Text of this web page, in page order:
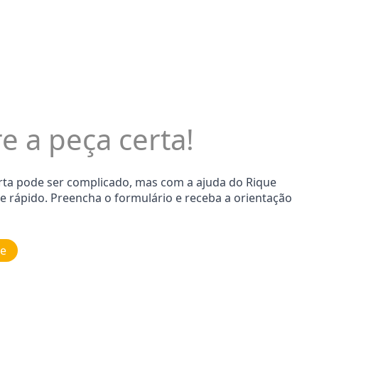
a peça certa!
pode ser complicado, mas com a ajuda do Rique
rápido. Preencha o formulário e receba a orientação